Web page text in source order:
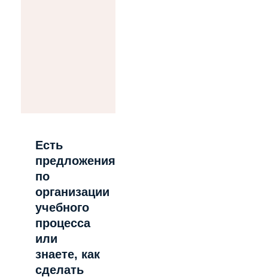
Есть
предложения
по
организации
учебного
процесса
или
знаете, как
сделать